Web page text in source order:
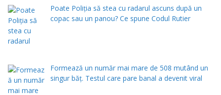
Poate Poliția să stea cu radarul ascuns după un
copac sau un panou? Ce spune Codul Rutier
Formează un număr mai mare de 508 mutând un
singur băț. Testul care pare banal a devenit viral